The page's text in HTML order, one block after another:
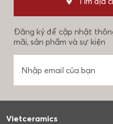
Đăng ký để cập nhật
mãi, sản phẩm và sự kiện
Vietceramics